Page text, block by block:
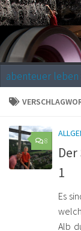
abenteuer leben
8
1
Es
Alb